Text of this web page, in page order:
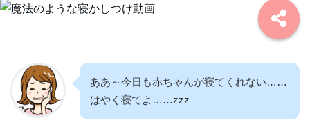
ああ～今日も赤ちゃんが寝てくれない……
はやく寝てよ……zzz